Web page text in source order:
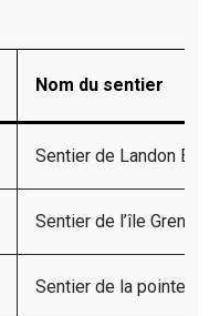
Nom du sentier
Sentier de Landon Bay
Sentier de l’île
Sentier de la pointe